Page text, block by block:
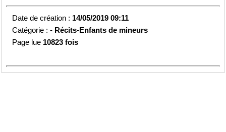
Date de création : 14/05/2019 09:11
Catégorie :- Récits-Enfants de mineurs
Page lue 10823 fois